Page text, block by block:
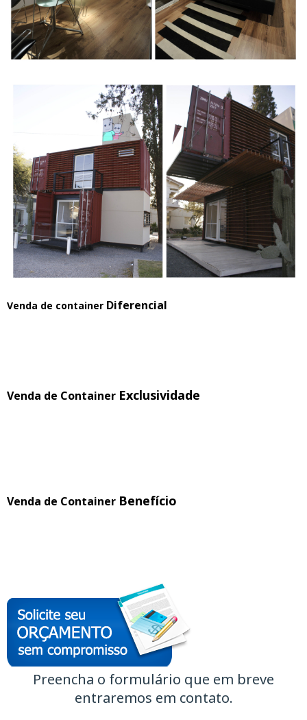
Venda de container Diferencial
Venda de Container Exclusividade
Venda de Container Benefício
Preencha o formulário que em breve
entraremos em contato.